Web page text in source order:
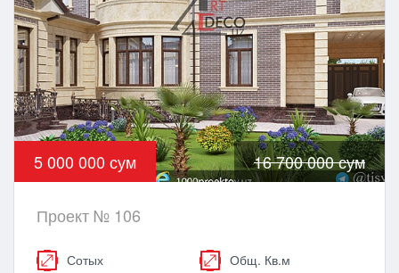
5 000 000 сум 16 700 000 сум
Проект № 106
Сотых Общ. Кв.м